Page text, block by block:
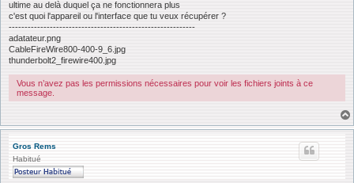
ultime au delà duquel ça ne fonctionnera plus
c'est quoi l'appareil ou l'interface que tu veux récupérer ?
-----------------------------------------------------------
adatateur.png
CableFireWire800-400-9_6.jpg
thunderbolt2_firewire400.jpg
Vous n’avez pas les permissions nécessaires pour voir les fichiers joints à ce
message.
Gros Rems
Habitué